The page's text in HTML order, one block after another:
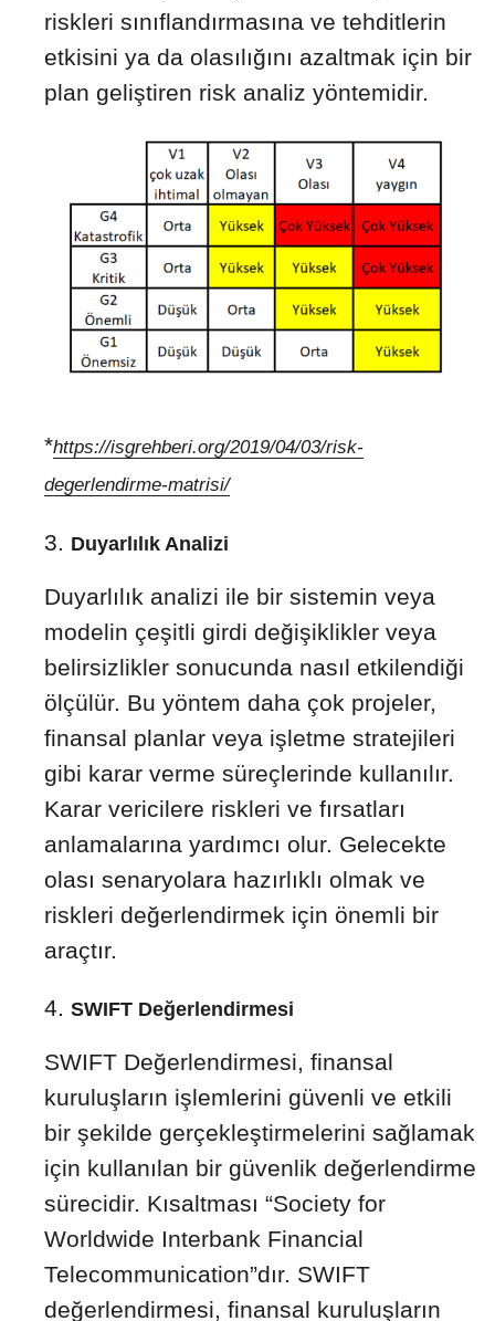
riskleri sınıflandırmasına ve tehditlerin
etkisini ya da olasılığını azaltmak için bir
plan geliştiren risk analiz yöntemidir.
*https://isgrehberi.org/2019/04/03/risk-
degerlendirme-matrisi/
Duyarlılık Analizi
Duyarlılık analizi ile bir sistemin veya
modelin çeşitli girdi değişiklikler veya
belirsizlikler sonucunda nasıl etkilendiği
ölçülür. Bu yöntem daha çok projeler,
finansal planlar veya işletme stratejileri
gibi karar verme süreçlerinde kullanılır.
Karar vericilere riskleri ve fırsatları
anlamalarına yardımcı olur. Gelecekte
olası senaryolara hazırlıklı olmak ve
riskleri değerlendirmek için önemli bir
araçtır.
SWIFT Değerlendirmesi
SWIFT Değerlendirmesi, finansal
kuruluşların işlemlerini güvenli ve etkili
bir şekilde gerçekleştirmelerini sağlamak
için kullanılan bir güvenlik değerlendirme
sürecidir. Kısaltması “Society for
Worldwide Interbank Financial
Telecommunication”dır. SWIFT
değerlendirmesi, finansal kuruluşların